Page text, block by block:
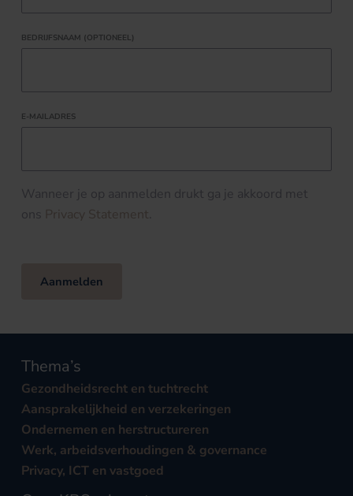
BEDRIJFSNAAM (OPTIONEEL)
E-MAILADRES
Wanneer je op aanmelden drukt ga je akkoord met
ons Privacy Statement.
Aanmelden
Thema’s
Gezondheidsrecht en tuchtrecht
Aansprakelijkheid en verzekeringen
Ondernemen en herstructureren
Werk, arbeidsverhoudingen & governance
Privacy, ICT en vastgoed